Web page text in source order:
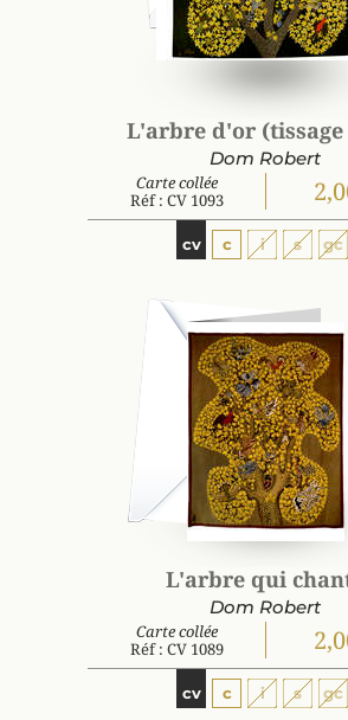
L'arbre d'or (tissage
Dom Robert
Carte collée
Réf : CV 1093
cv c i s gc
L'arbre qui
Dom Robert
Carte collée
Réf : CV 1089
cv c i s gc